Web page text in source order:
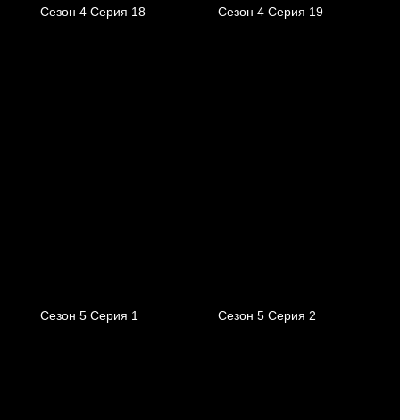
Сезон 4 Серия 18 Сезон 4 Серия 19
Сезон 5 Серия 1 Сезон 5 Серия 2